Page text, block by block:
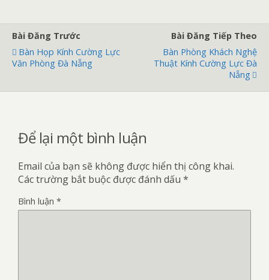
Bài Đăng Trước
Bàn Họp Kính Cường Lực
Văn Phòng Đà Nẵng
Bài Đăng Tiếp Theo
Bàn Phòng Khách Nghệ
Thuật Kính Cường Lực Đà
Nẵng
Để lại một bình luận
Email của bạn sẽ không được hiển thị công khai.
Các trường bắt buộc được đánh dấu *
Bình luận *